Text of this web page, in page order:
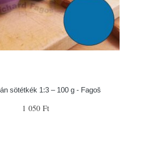
sötétkék 1:3 – 100 g - Fagoš
1 050 Ft